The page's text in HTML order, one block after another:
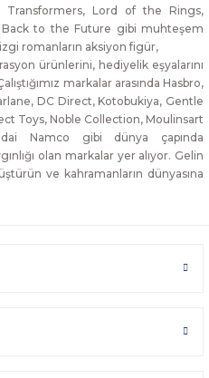
Lord of the Rings,
to the Future gibi muhteşem
romanların aksiyon figür,
ürünlerini, hediyelik eşyalarını
markalar arasında Hasbro,
DC Direct, Kotobukiya, Gentle
Toys, Noble Collection, Moulinsart
Namco gibi dünya çapında
olan markalar yer alıyor. Gelin
ve kahramanların dünyasına